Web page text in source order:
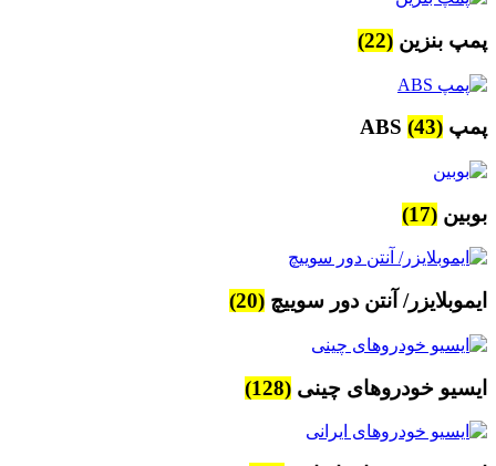
پمپ بنزین (22)
پمپ ABS (43)
بوبین (17)
ایموبلایزر/ آنتن دور سوییچ (20)
ایسیو خودروهای چینی (128)